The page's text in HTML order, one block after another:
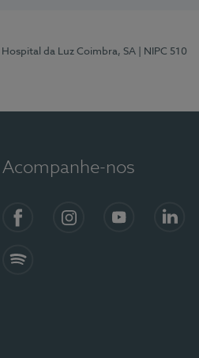
| Hospital da Luz Coimbra, SA
| NIPC 510
Acompanhe-nos